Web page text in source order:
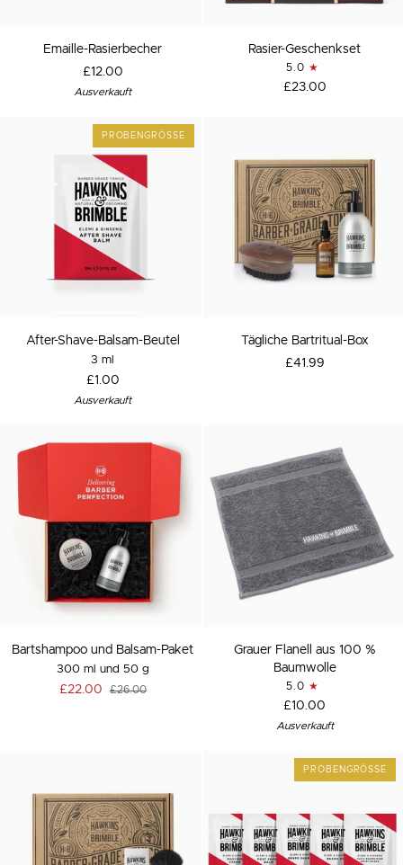
Emaille-
Emaille-Rasierbecher
£12.00
Ausverkauft
Rasier-Geschenkset
5.0
£23.00
PROBENGRÖSSE
After-
After-Shave-Balsam-Beutel
3 ml
£1.00
Ausverkauft
Tägliche
Bartritual-
Tägliche Bartritual-Box
£41.99
Bartshampoo
Bartshampoo und Balsam-Paket
300 ml und 50 g
£22.00 £26.00
Grauer
Grauer Flanell aus 100 %
Baumwolle
5.0
£10.00
Ausverkauft
PROBENGRÖSSE